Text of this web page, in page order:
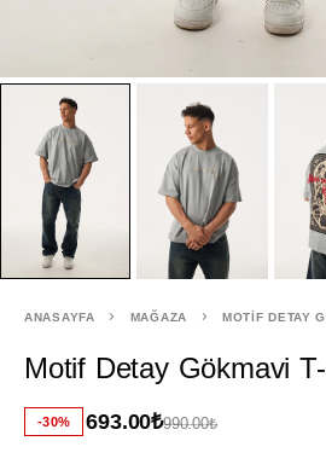
ANASAYFA MAĞAZA MOTIF DETAY
Motif Detay Gökmavi
-30% 990.00₺
693.00₺